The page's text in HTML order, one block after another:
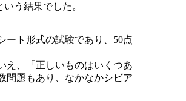
う結果でした。
ート形式の試験であり、50点
え、「正しいものはいくつあ
問題もあり、なかなかシビア